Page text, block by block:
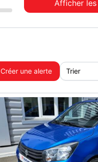
Afficher les
Créer une alerte